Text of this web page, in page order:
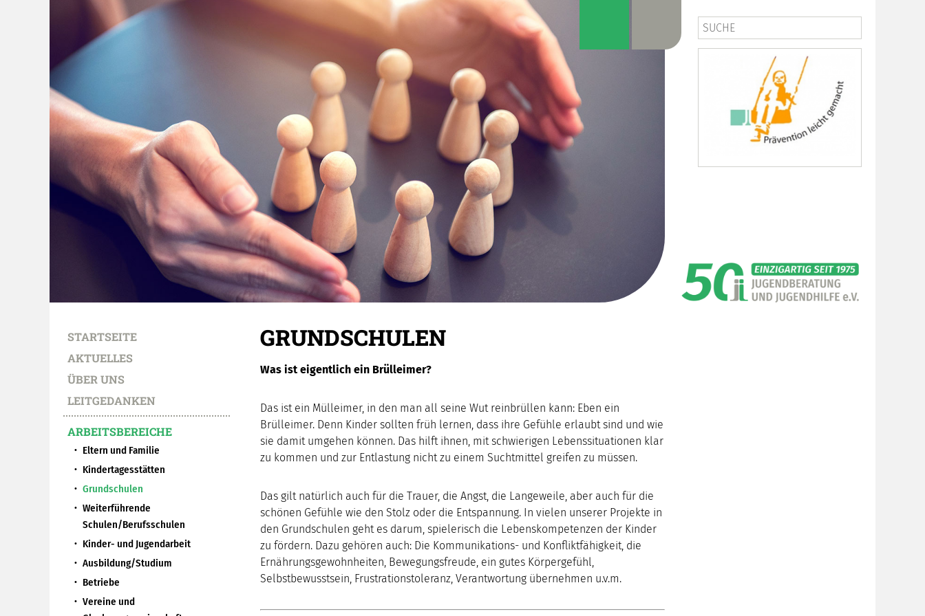
STARTSEITE
AKTUELLES
ÜBER UNS
LEITGEDANKEN
ARBEITSBEREICHE
Eltern und Familie
Kindertagesstätten
Grundschulen
Weiterführende
Schulen/Berufsschulen
Kinder- und Jugendarbeit
Ausbildung/Studium
Betriebe
Vereine und
GRUNDSCHULEN
Was ist eigentlich ein Brülleimer?
Das ist ein Mülleimer, in den man all seine Wut reinbrüllen kann: Eben ein
Brülleimer. Denn Kinder sollten früh lernen, dass ihre Gefühle erlaubt sind und wie
sie damit umgehen können. Das hilft ihnen, mit schwierigen Lebenssituationen klar
zu kommen und zur Entlastung nicht zu einem Suchtmittel greifen zu müssen.
Das gilt natürlich auch für die Trauer, die Angst, die Langeweile, aber auch für die
schönen Gefühle wie den Stolz oder die Entspannung. In vielen unserer Projekte in
den Grundschulen geht es darum, spielerisch die Lebenskompetenzen der Kinder
zu fördern. Dazu gehören auch: Die Kommunikations- und Konfliktfähigkeit, die
Ernährungsgewohnheiten, Bewegungsfreude, ein gutes Körpergefühl,
Selbstbewusstsein, Frustrationstoleranz, Verantwortung übernehmen u.v.m.